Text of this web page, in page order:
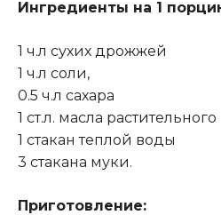
Ингредиенты на 1
1 ч.л сухих дрожжей
1 ч.л соли,
0.5 ч.л сахара
1 ст.л. масла растительного
1 стакан теплой воды
3 стакана муки.
Приготовление: